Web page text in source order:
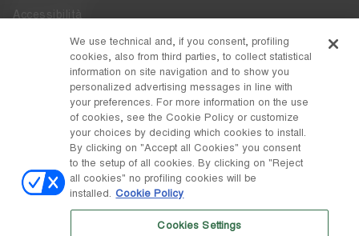
Accessibilità
DISCOVER MOON BOOT
Pinterest
PAESE / VALUTA
cambia
© Tecnica Group S.p.A.
Società soggetta a direzione e coordinamento da parte di
We use technical and, if you consent, profiling
cookies, also from third parties, to collect statistical
information on site navigation and to show you
personalized advertising messages in line with
your preferences. For more information on the use
of cookies, see the Cookie Policy or customize
your choices by deciding which cookies to install.
By clicking on "Accept all Cookies" you consent
to the setup of all cookies. By clicking on "Reject
all cookies" no profiling cookies will be
installed. Cookie Policy
Cookies Settings